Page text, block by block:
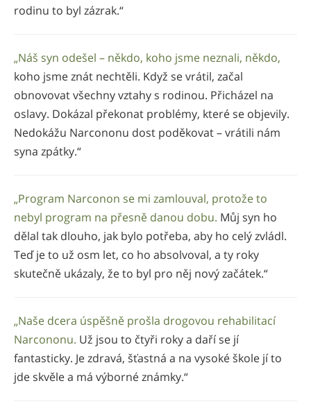
rodinu to byl zázrak.“
„Náš syn odešel – někdo, koho jsme neznali, někdo,
koho jsme znát nechtěli. Když se vrátil, začal
obnovovat všechny vztahy s rodinou. Přicházel na
oslavy. Dokázal překonat problémy, které se objevily.
Nedokážu Narcononu dost poděkovat – vrátili nám
syna zpátky.“
„Program Narconon se mi zamlouval, protože to
nebyl program na přesně danou dobu. Můj syn ho
dělal tak dlouho, jak bylo potřeba, aby ho celý zvládl.
Teď je to už osm let, co ho absolvoval, a ty roky
skutečně ukázaly, že to byl pro něj nový začátek.“
„Naše dcera úspěšně prošla drogovou rehabilitací
Narcononu. Už jsou to čtyři roky a daří se jí
fantasticky. Je zdravá, šťastná a na vysoké škole jí to
jde skvěle a má výborné známky.“